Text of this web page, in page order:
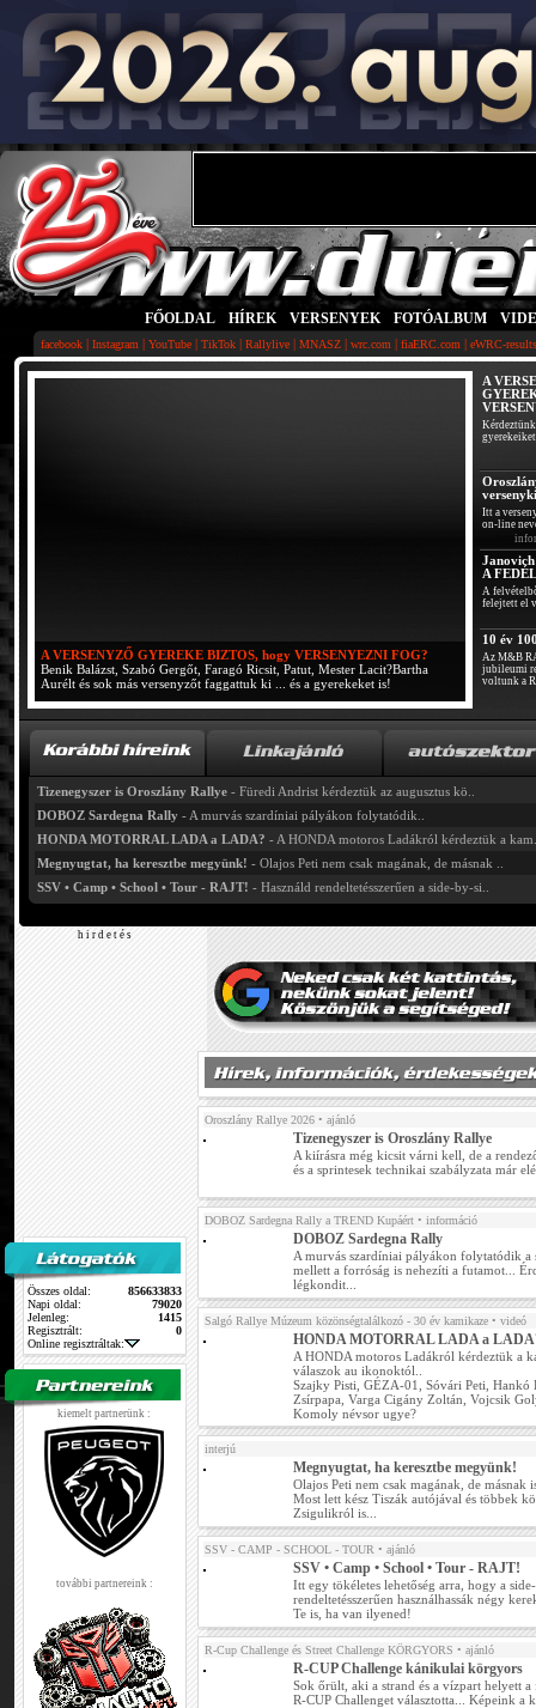
FŐOLDAL HÍREK VERSENYEK FOTÓALBUM
facebook | Instagram | YouTube | TikTok | Rallylive | MNASZ | wrc.com | fiaERC.com | eWRC-
A VERSENYZŐ GYEREKE BIZTOS, hogy VERSENYEZNI FOG?
Benik Balázst, Szabó Gergőt, Faragó Ricsit, Patut, Mester Lacit?Bartha
Aurélt és sok más versenyzőt faggattuk ki ... és a gyerekeket is!
A
Itt a
on-line
A
A
felejtett el
10 év
Az M&B
jubileumi
voltunk a
Tizenegyszer is Oroszlány Rallye - Füredi Andrist kérdeztük az augusztus kö..
DOBOZ Sardegna Rally - A murvás szardíniai pályákon folytatódik..
HONDA MOTORRAL LADA a LADA? - A HONDA motoros Ladákról kérdeztük a
Megnyugtat, ha keresztbe megyünk! - Olajos Peti nem csak magának, de másnak ..
SSV • Camp • School • Tour - RAJT! - Használd rendeltetésszerűen a side-by-si..
h i r d e t é s
Összes oldal:
856633833
Napi oldal:
79020
Jelenleg:
1415
Regisztrált:
0
Online regisztráltak:
kiemelt partnerünk :
további partnereink :
Oroszlány Rallye 2026 • ajánló
Tizenegyszer is Oroszlány Rallye
A kiírásra még kicsit várni kell, de a
és a sprintesek technikai szabályzata már
DOBOZ Sardegna Rally a TREND Kupáért • információ
DOBOZ Sardegna Rally
A murvás szardíniai pályákon folytatódik
mellett a forróság is nehezíti a futamot...
légkondit...
Salgó Rallye Múzeum közönségtalálkozó - 30 év kamikaze • videó
HONDA MOTORRAL LADA a
A HONDA motoros Ladákról kérdeztük a
válaszok au ikonoktól..
Szajky Pisti, GÉZA-01, Sóvári Peti, Hankó
Zsírpapa, Varga Cigány Zoltán, Vojcsik
Komoly névsor ugye?
interjú
Megnyugtat, ha keresztbe megyünk!
Olajos Peti nem csak magának, de
Most lett kész Tiszák autójával és többek
Zsigulikról is...
SSV - CAMP - SCHOOL - TOUR • ajánló
SSV • Camp • School • Tour - RAJT!
Itt egy tökéletes lehetőség arra, hogy a
rendeltetésszerűen használhassák négy
Te is, ha van ilyened!
R-Cup Challenge és Street Challenge KÖRGYORS • ajánló
R-CUP Challenge kánikulai körgyors
Sok őrült, aki a strand és a vízpart helyett a
R-CUP Challenget választotta... Képeink a